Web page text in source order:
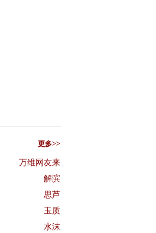
更多>>
万维网友来
解滨
思芦
玉质
水沫